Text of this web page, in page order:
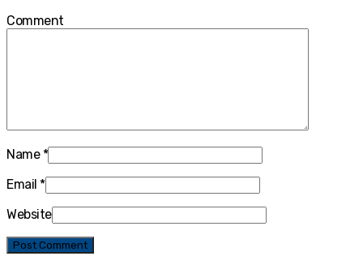
Comment
Name *
Email *
Website